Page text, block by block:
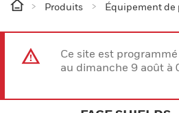
Produits Équipement
Ce site est
au dimanche 9 août à